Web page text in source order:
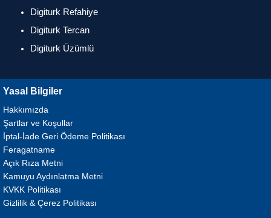
Digiturk Refahiye
Digiturk Tercan
Digiturk Üzümlü
Yasal Bilgiler
Hakkımızda
Şartlar ve Koşullar
İptal-İade Geri Ödeme Politikası
Feragatname
Açık Rıza Metni
Kamuyu Aydınlatma Metni
KVKK Politikası
Gizlilik & Çerez Politikası